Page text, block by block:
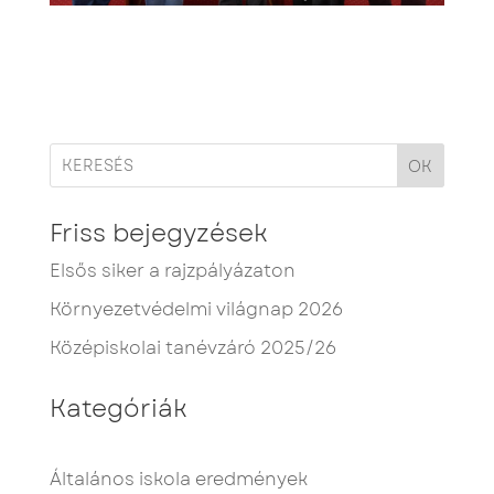
OK
Friss bejegyzések
Elsős siker a rajzpályázaton
Környezetvédelmi világnap 2026
Középiskolai tanévzáró 2025/26
Kategóriák
Általános iskola eredmények